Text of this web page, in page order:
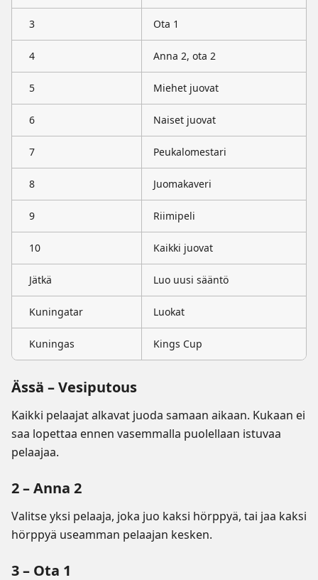
3 Ota 1
4 Anna 2, ota 2
5 Miehet juovat
6 Naiset juovat
7 Peukalomestari
8 Juomakaveri
9 Riimipeli
10 Kaikki juovat
Jätkä Luo uusi sääntö
Kuningatar Luokat
Kuningas Kings Cup
Ässä – Vesiputous
Kaikki pelaajat alkavat juoda samaan aikaan. Kukaan ei
saa lopettaa ennen vasemmalla puolellaan istuvaa
pelaajaa.
2 – Anna 2
Valitse yksi pelaaja, joka juo kaksi hörppyä, tai jaa kaksi
hörppyä useamman pelaajan kesken.
3 – Ota 1